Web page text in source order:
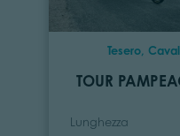
Tesero,
TOUR
Lunghezza